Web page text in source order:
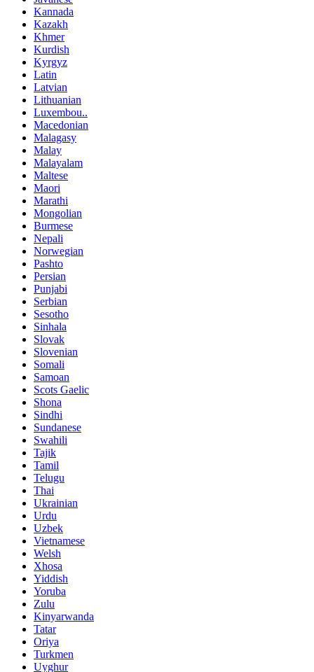
Kannada
Kazakh
Khmer
Kurdish
Kyrgyz
Latin
Latvian
Lithuanian
Luxembou..
Macedonian
Malagasy
Malay
Malayalam
Maltese
Maori
Marathi
Mongolian
Burmese
Nepali
Norwegian
Pashto
Persian
Punjabi
Serbian
Sesotho
Sinhala
Slovak
Slovenian
Somali
Samoan
Scots Gaelic
Shona
Sindhi
Sundanese
Swahili
Tajik
Tamil
Telugu
Thai
Ukrainian
Urdu
Uzbek
Vietnamese
Welsh
Xhosa
Yiddish
Yoruba
Zulu
Kinyarwanda
Tatar
Oriya
Turkmen
Uyghur